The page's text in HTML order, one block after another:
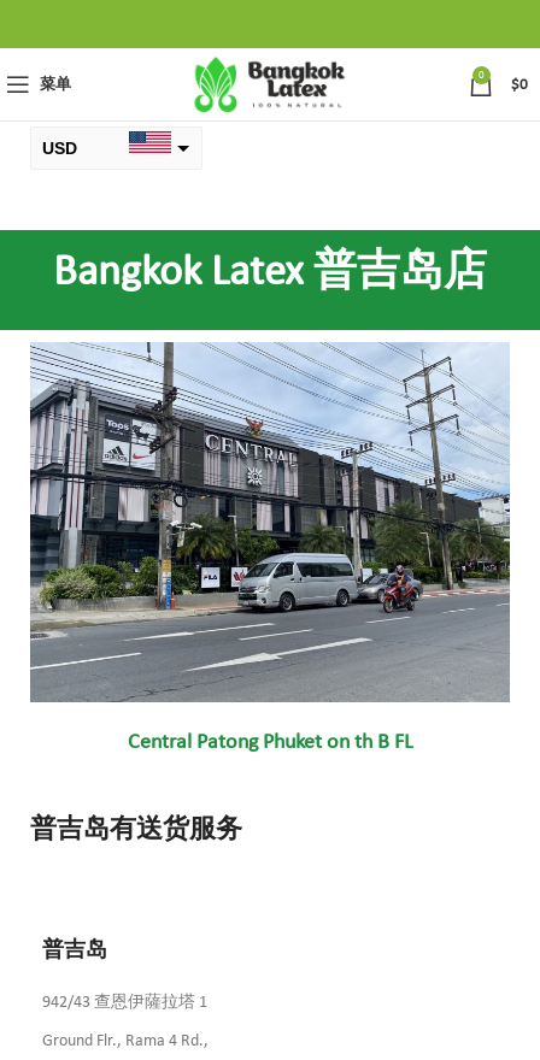
菜单
0
$0
USD
THB
Bangkok Latex 普吉岛店
Central Patong Phuket on th B FL
普吉岛有送货服务
普吉岛
942/43 查恩伊薩拉塔 1
Ground Flr., Rama 4 Rd.,